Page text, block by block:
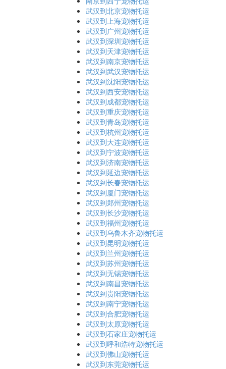
武汉到北京宠物托运
武汉到上海宠物托运
武汉到广州宠物托运
武汉到深圳宠物托运
武汉到天津宠物托运
武汉到南京宠物托运
武汉到武汉宠物托运
武汉到沈阳宠物托运
武汉到西安宠物托运
武汉到成都宠物托运
武汉到重庆宠物托运
武汉到青岛宠物托运
武汉到杭州宠物托运
武汉到大连宠物托运
武汉到宁波宠物托运
武汉到济南宠物托运
武汉到延边宠物托运
武汉到长春宠物托运
武汉到厦门宠物托运
武汉到郑州宠物托运
武汉到长沙宠物托运
武汉到福州宠物托运
武汉到乌鲁木齐宠物托运
武汉到昆明宠物托运
武汉到兰州宠物托运
武汉到苏州宠物托运
武汉到无锡宠物托运
武汉到南昌宠物托运
武汉到贵阳宠物托运
武汉到南宁宠物托运
武汉到合肥宠物托运
武汉到太原宠物托运
武汉到石家庄宠物托运
武汉到呼和浩特宠物托运
武汉到佛山宠物托运
武汉到东莞宠物托运